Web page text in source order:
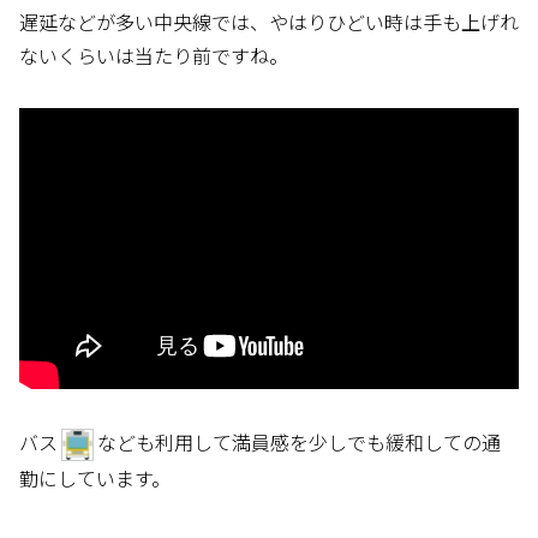
遅延などが多い中央線では、やはりひどい時は手も上げれ
ないくらいは当たり前ですね。
バス
なども利用して満員感を少しでも緩和しての通
勤にしています。